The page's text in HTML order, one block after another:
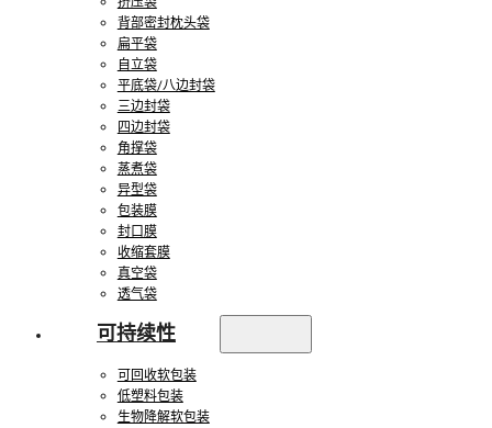
背部密封枕头袋
扁平袋
自立袋
平底袋/八边封袋
三边封袋
四边封袋
角撑袋
蒸煮袋
异型袋
包装膜
封口膜
收缩套膜
真空袋
透气袋
可持续性
可回收软包装
低塑料包装
生物降解软包装